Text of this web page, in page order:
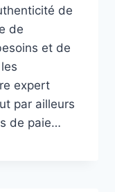
de
de
et de
expert
par ailleurs
de paie…